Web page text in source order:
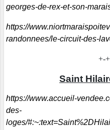
georges-de-rex-et-son-
https://
randonnees/le-circuit-des-
+-
Saint
https://www.accueil-
des-
loges/